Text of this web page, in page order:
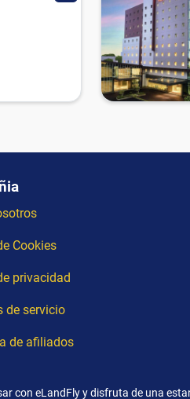
Cookies
privacidad
de servicio
de afiliados
con eLandFly y disfruta de una